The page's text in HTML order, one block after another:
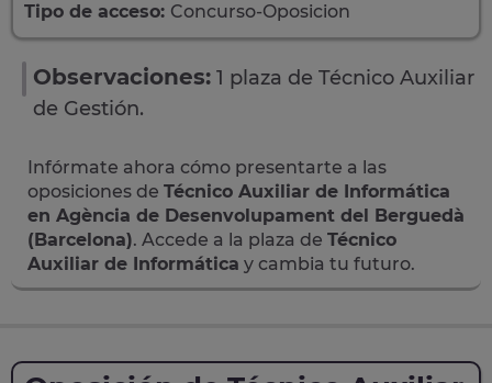
Tipo de acceso: Concurso-Oposicion
Observaciones: 1 plaza de Técnico Auxiliar
de Gestión.
Infórmate ahora cómo presentarte a las
oposiciones de Técnico Auxiliar de Informática
en Agència de Desenvolupament del Berguedà
(Barcelona). Accede a la plaza de Técnico
Auxiliar de Informática y cambia tu futuro.